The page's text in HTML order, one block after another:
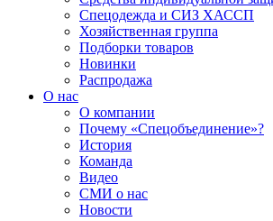
Спецодежда и СИЗ ХАССП
Хозяйственная группа
Подборки товаров
Новинки
Распродажа
О нас
О компании
Почему «Спецобъединение»?
История
Команда
Видео
СМИ о нас
Новости